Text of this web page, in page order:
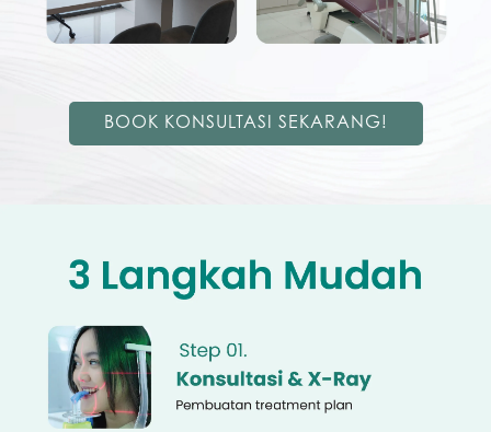
BOOK KONSULTASI SEKARANG!